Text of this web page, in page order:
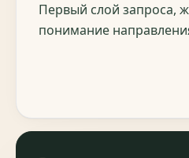
Первый слой запроса,
понимание